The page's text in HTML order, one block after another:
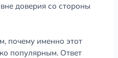
доверия со стороны
почему именно этот
популярным. Ответ